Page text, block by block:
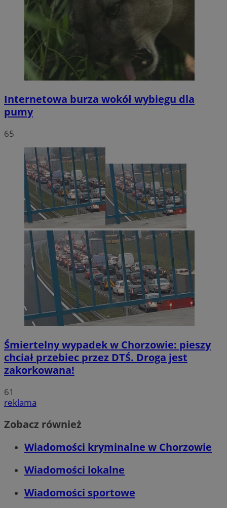
Internetowa burza wokół wybiegu dla
pumy
65
Śmiertelny wypadek w Chorzowie: pieszy
chciał przebiec przez DTŚ. Droga jest
zakorkowana!
61
reklama
Zobacz również
Wiadomości kryminalne w Chorzowie
Wiadomości lokalne
Wiadomości sportowe